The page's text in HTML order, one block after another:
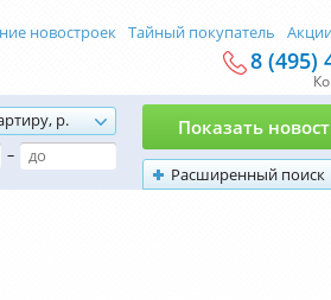
новостроек Тайный покупатель
8 (495)
р.
–
Расширенный поиск
Показать